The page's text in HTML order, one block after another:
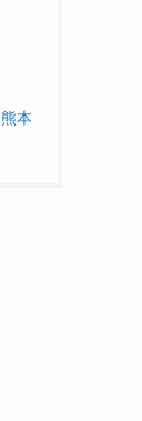
熊本